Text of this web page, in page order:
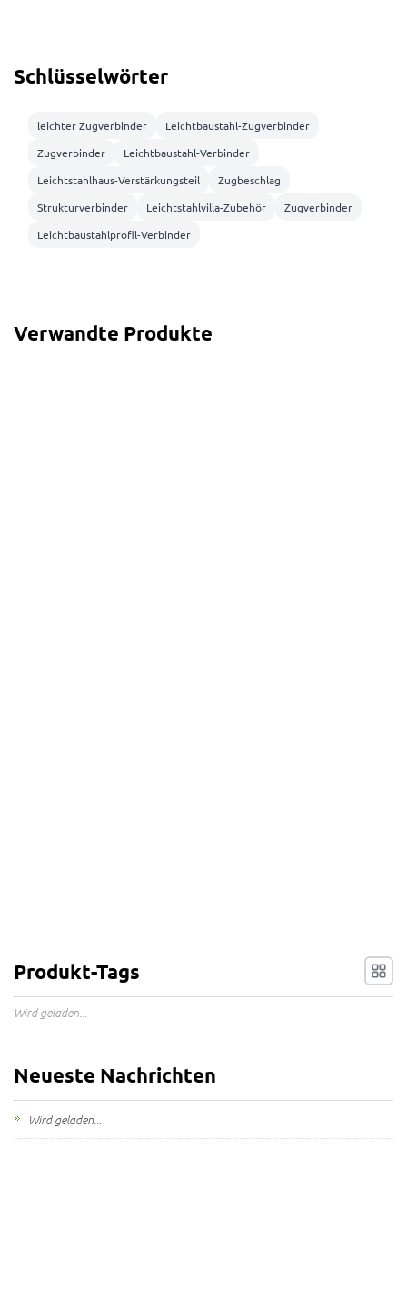
Schlüsselwörter
leichter Zugverbinder
Leichtbaustahl-Zugverbinder
Zugverbinder
Leichtbaustahl-Verbinder
Leichtstahlhaus-Verstärkungsteil
Zugbeschlag
Strukturverbinder
Leichtstahlvilla-Zubehör
Zugverbinder
Leichtbaustahlprofil-Verbinder
Verwandte Produkte
Produkt-Tags
Wird geladen...
Neueste Nachrichten
Wird geladen...